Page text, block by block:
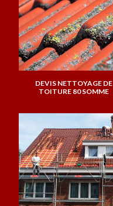
DEVIS NETTOYAGE DE
TOITURE 80 SOMME